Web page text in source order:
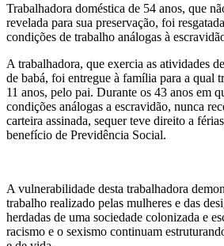
Trabalhadora doméstica de 54 anos, que
revelada para sua preservação, foi
condições de trabalho análogas à
A trabalhadora, que exercia as atividades
de babá, foi entregue à família para a qual
11 anos, pelo pai. Durante os 43 anos em
condições análogas a escravidão, nunca
carteira assinada, sequer teve direito a
benefício de Previdência Social.
A vulnerabilidade desta trabalhadora
trabalho realizado pelas mulheres e das
herdadas de uma sociedade colonizada e
racismo e o sexismo continuam